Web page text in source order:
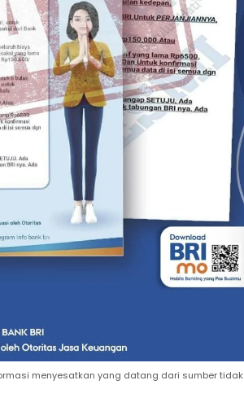
menyesatkan yang datang dari sumber tidak